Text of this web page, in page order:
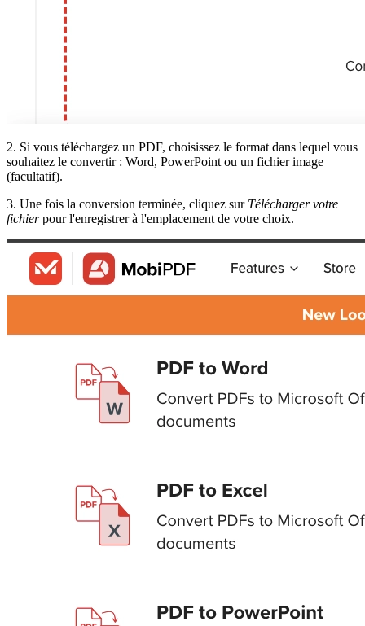
2. Si vous téléchargez un PDF, choisissez le format dans lequel vous
souhaitez le convertir : Word, PowerPoint ou un fichier image
(facultatif).
3. Une fois la conversion terminée, cliquez sur Télécharger votre
fichierpour l'enregistrer à l'emplacement de votre choix.